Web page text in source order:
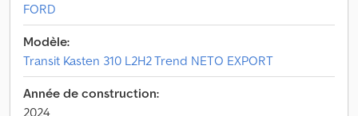
FORD
Modèle:
Transit Kasten 310 L2H2 Trend NETO EXPORT
Année de construction:
2024